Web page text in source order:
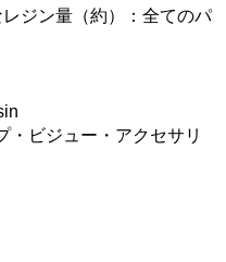
ジン量（約）：全てのパ
・ビジュー・アクセサリ